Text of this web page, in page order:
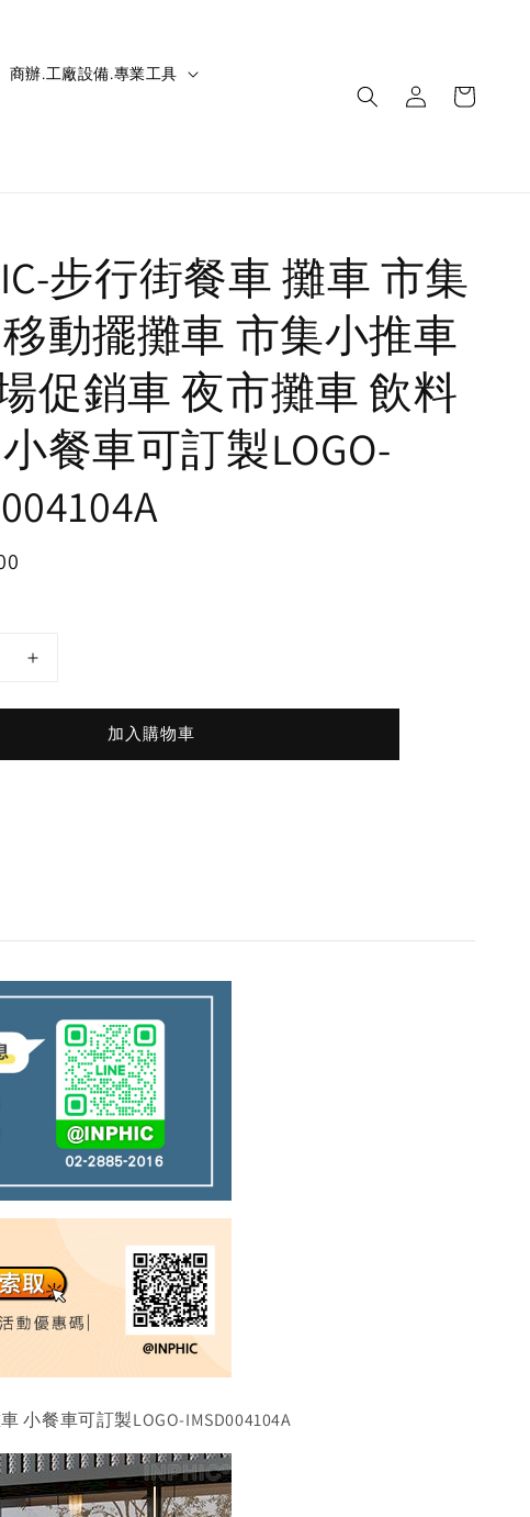
商辦.工廠設備.專業工具
步行街餐車 攤車 市集
動擺攤車 市集小推車
促銷車 夜市攤車 飲料
餐車可訂製LOGO-
加入購物車
小餐車可訂製LOGO-IMSD004104A